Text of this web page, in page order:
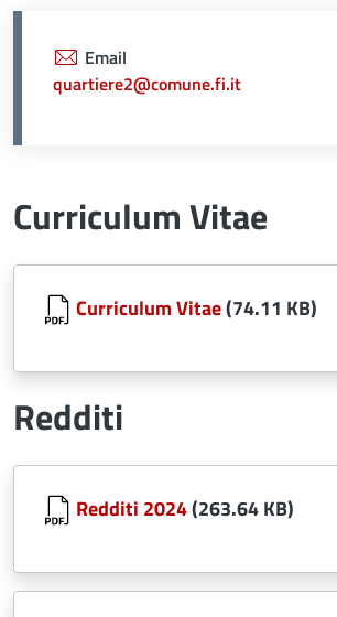
Email
quartiere2@comune.fi.it
Curriculum Vitae
Document
Curriculum Vitae(74.11 KB)
Redditi
Document
Redditi 2024(263.64 KB)
Document